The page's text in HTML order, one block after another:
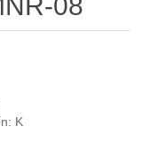
08
K